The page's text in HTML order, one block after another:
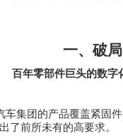
一、破局
百年零部件巨头的数字
车集团的产品覆盖紧固
了前所未有的高要求。